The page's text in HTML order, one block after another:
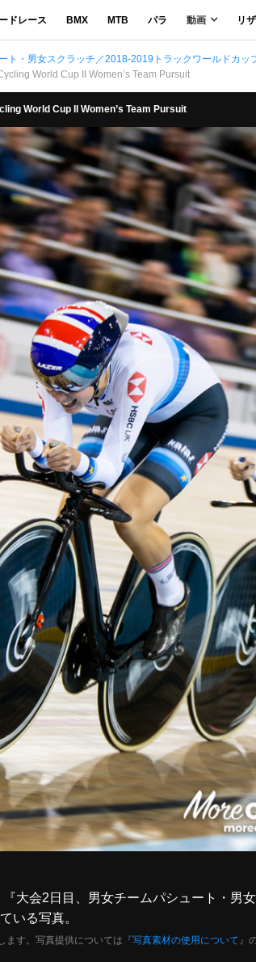
ドレース BMX MTB パラ 動画 リ
ト・男女スクラッチ／2018-2019トラックワールドカッ
World Cup II Women’s Team Pursuit
World Cup II Women’s Team Pursuit
『大会2日目、男女チームパシュート・
いる写真。
ます。写真提供については『写真素材の使用について 』